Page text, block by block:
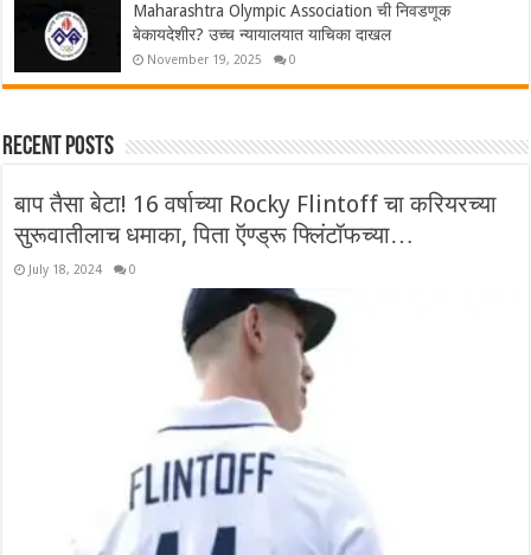
Maharashtra Olympic Association ची निवडणूक
बेकायदेशीर? उच्च न्यायालयात याचिका दाखल
November 19, 2025 0
Recent Posts
बाप तैसा बेटा! 16 वर्षाच्या Rocky Flintoff चा करियरच्या
सुरूवातीलाच धमाका, पिता ऍण्ड्रू फ्लिंटॉफच्या…
July 18, 2024 0